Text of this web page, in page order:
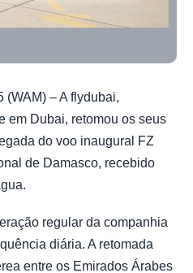
(WAM) – A flydubai,
em Dubai, retomou os seus
do voo inaugural FZ
de Damasco, recebido
regular da companhia
diária. A retomada
entre os Emirados Árabes